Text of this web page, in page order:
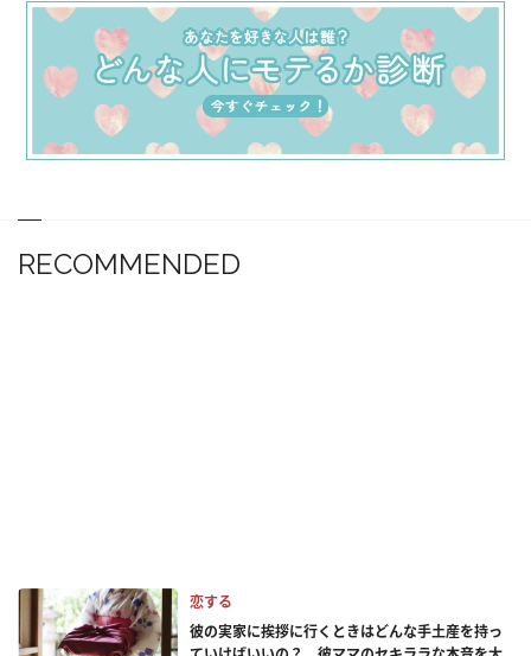
RECOMMENDED
恋する
彼の実家に挨拶に行くときはどんな手土産を持っ